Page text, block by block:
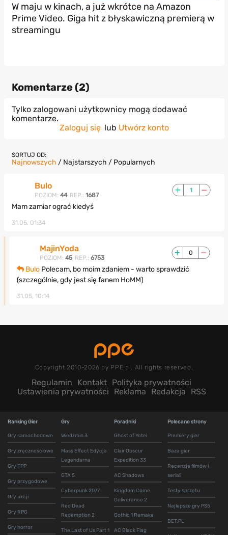
W maju w kinach, a już wkrótce na Amazon
Prime Video. Giga hit z błyskawiczną premierą w
streamingu
Komentarze (2)
Tylko zalogowani użytkownicy mogą dodawać
komentarze.
Zaloguj się lub Utwórz konto
SORTUJ OD:
Najnowszych / Najstarszych / Popularnych
Bulo
POZIOM: 44 REP.: 1687
1
Mam zamiar ograć kiedyś
31.05, 01:34
MajinYoda
POZIOM: 45 REP.: 6753
0
Bulo Polecam, bo moim zdaniem - warto sprawdzić
(szczególnie, gdy jest się fanem HoMM)
31.05, 10:14
Copyright 2010-2026 by PPE.pl. All rights reserved.
Regulamin Kontakt Polityka prywatności
Ustawienia prywatności
Reklama Redakcja RSS
Ranking Gier
Gry samochodowe
Gry zręcznościowe
Gry FPP
Gry przygodowe
Gry akcji
Gry RPG
Gry horror
Gry
Wiedźmin 3
Mass Effect Edycja
Legendarna
GTA 5
Cyberpunk 2077
Red Dead
Redemption 2
The Last of Us Part 1
Poradniki
Ghost of Yotei
Clair Obscur
Expedition 33
AC Shadows
Kingdom Come
Deliverance 2
Gothic 1 Remake
AC Black Flag
Polecane strony
Premiery gier
Baza gier
Recenzje filmów i
seriali
Testy sprzętu
Najlepsze gry PS5
BET.PL